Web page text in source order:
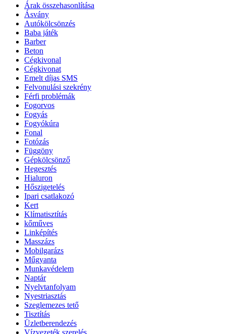
Árak összehasonlítása
Ásvány
Autókölcsönzés
Baba játék
Barber
Beton
Cégkivonal
Cégkivonat
Emelt díjas SMS
Felvonulási szekrény
Férfi problémák
Fogorvos
Fogyás
Fogyókúra
Fonal
Fotózás
Függöny
Gépkölcsönző
Hegesztés
Hialuron
Hőszigetelés
Ipari csatlakozó
Kert
Klímatisztítás
kőműves
Linképítés
Masszázs
Mobilgarázs
Műgyanta
Munkavédelem
Naptár
Nyelvtanfolyam
Nyestriasztás
Szeglemezes tető
Tisztítás
Üzletberendezés
Vízvezeték szerelés